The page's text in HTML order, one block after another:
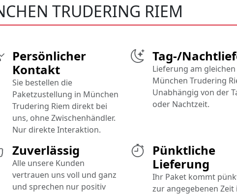
TRUDERING RIEM
Pünktliche
Lieferung
Ihr Paket kommt
zur angegebenen Zeit
Tag-/
Lieferung am gleichen
München Trudering
Unabhängig von der
oder Nachtzeit.
Persönlicher
Kontakt
Sie bestellen die
Paketzustellung in München
Trudering Riem direkt bei
uns, ohne Zwischenhändler.
Nur direkte Interaktion.
Zuverlässig
Alle unsere Kunden
vertrauen uns voll und ganz
und sprechen nur positiv